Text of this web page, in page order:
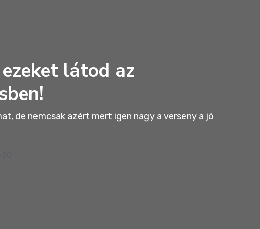
látod az
de nemcsak azért mert igen nagy a verseny a jó